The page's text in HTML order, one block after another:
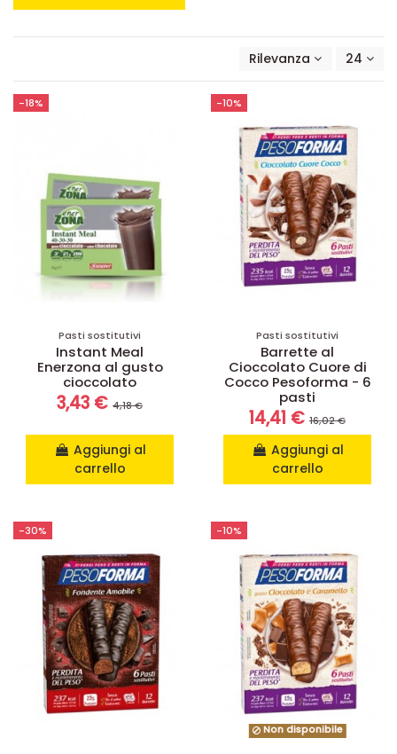
Rilevanza 24
-18%
Pasti sostitutivi
Instant Meal
Enerzona al gusto
cioccolato
3,43 € 4,18 €
Aggiungi al
carrello
-10%
Pasti sostitutivi
Barrette al
Cioccolato Cuore di
Cocco Pesoforma - 6
pasti
14,41 € 16,02 €
Aggiungi al
carrello
-30% -10%
Non disponibile